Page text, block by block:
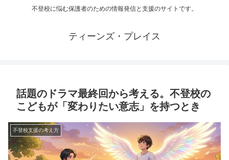
不登校に悩む保護者のための情報発信と支援のサイトです。
ティーンズ・プレイス
話題のドラマ最終回から考える。不登校の
こどもが「変わりたい意志」を持つとき
不登校支援の考え方